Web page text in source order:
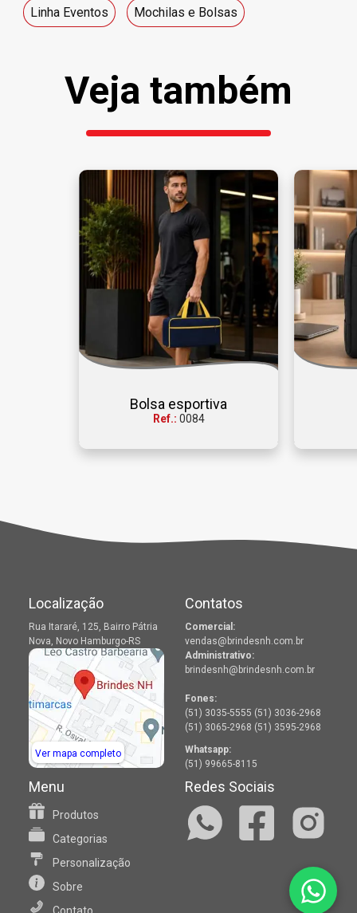
Linha Eventos
Mochilas e Bolsas
Veja também
Bolsa esportiva
Ref.: 0084
Localização
Rua Itararé, 125, Bairro Pátria
Nova, Novo Hamburgo-RS
Ver mapa completo
Contatos
Comercial:
vendas@brindesnh.com.br
Administrativo:
brindesnh@brindesnh.com.br
Fones:
(51) 3035-5555 (51) 3036-2968
(51) 3065-2968 (51) 3595-2968
Whatsapp:
(51) 99665-8115
Menu
Produtos
Categorias
Personalização
Sobre
Redes Sociais